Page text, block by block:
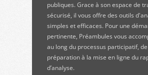
publiques. Grace à son espace de
sécurisé, il vous offre des outils
simples et efficaces. Pour une
pertinente, Préambules vous
au long du processus participatif,
préparation à la mise en ligne du
d’analyse.